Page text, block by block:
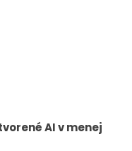
AI v menej